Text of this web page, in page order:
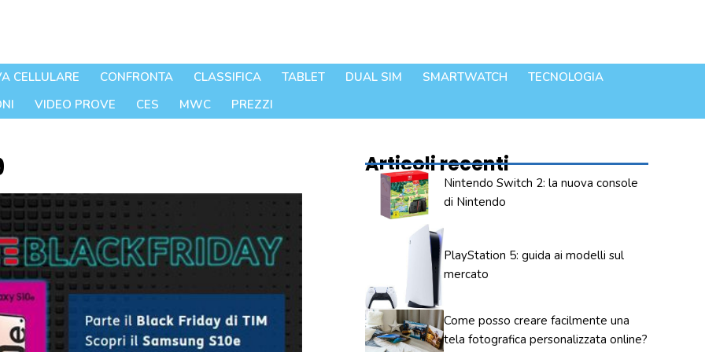
CELLULARE CONFRONTA CLASSIFICA TABLET DUAL SIM SMARTWATCH
TECNOLOGIA
VIDEO PROVE CES MWC PREZZI
Articoli recenti
Nintendo Switch 2: la nuova console
di Nintendo
PlayStation 5: guida ai modelli sul
mercato
Come posso creare facilmente una
tela fotografica personalizzata online?